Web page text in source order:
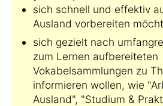
sich schnell und effektiv
Ausland vorbereiten
sich gezielt nach
zum Lernen aufbereiteten
Vokabelsammlungen zu
informieren wollen, wie
Ausland", "Studium &